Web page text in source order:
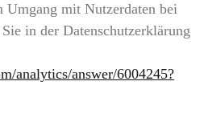
mit Nutzerdaten bei
in der Datenschutzerklärung
analytics/answer/6004245?